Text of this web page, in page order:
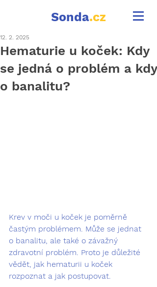
Sonda.cz
Hematurie u koček: Kdy
se jedná o problém a kdy
o banalitu?
12. 2. 2025
Krev v moči u koček je poměrně
častým problémem. Může se jednat
o banalitu, ale také o závažný
zdravotní problém. Proto je důležité
vědět, jak hematurii u koček
rozpoznat a jak postupovat.